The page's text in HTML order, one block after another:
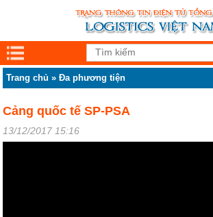
Trang chủ »Đa phương tiện
Cảng quốc tế SP-PSA
13/12/2017 15:16